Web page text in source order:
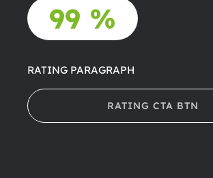
99 %
RATING PARAGRAPH
RATING CTA BTN